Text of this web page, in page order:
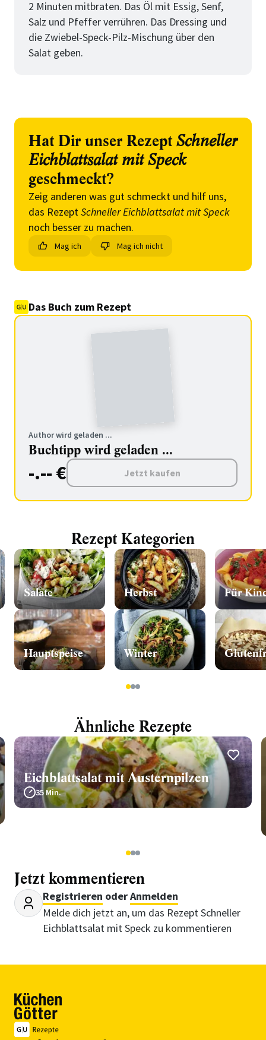
2 Minuten mitbraten. Das Öl mit Essig, Senf,
Salz und Pfeffer verrühren. Das Dressing und
die Zwiebel-Speck-Pilz-Mischung über den
Salat geben.
Hat Dir unser Rezept Schneller
Eichblattsalat mit Speck
geschmeckt?
Zeig anderen was gut schmeckt und hilf uns,
das RezeptSchneller Eichblattsalat mit Speck
noch besser zu machen.
Mag ich Mag ich nicht
Das Buch zum Rezept
Author wird geladen ...
Buchtipp wird geladen ...
-.-- € Jetzt kaufen
Rezept Kategorien
Salate
Hauptspeise
Herbst
Winter
Für
123
Ähnliche Rezepte
Eichblattsalat mit Austernpilzen
35 Min.
123
Jetzt kommentieren
Registrieren oderAnmelden
Melde dich jetzt an, um das Rezept Schneller
Eichblattsalat mit Speck zu kommentieren